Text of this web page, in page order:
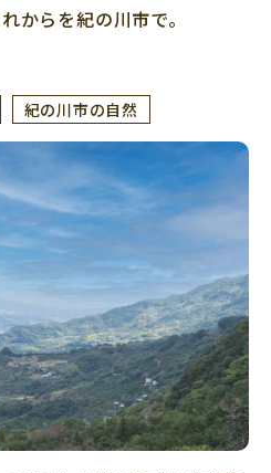
からを紀の川市で。
紀の川市の自然